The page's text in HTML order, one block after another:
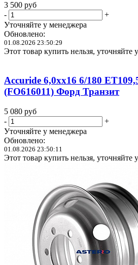
3 500 руб
-
+
Уточняйте у менеджера
Обновлено:
01.08.2026 23:50:29
Этот товар купить нельзя, уточняйте
Accuride 6,0xx16 6/180
(FO616011) Форд Транзит
5 080 руб
-
+
Уточняйте у менеджера
Обновлено:
01.08.2026 23:50:11
Этот товар купить нельзя, уточняйте